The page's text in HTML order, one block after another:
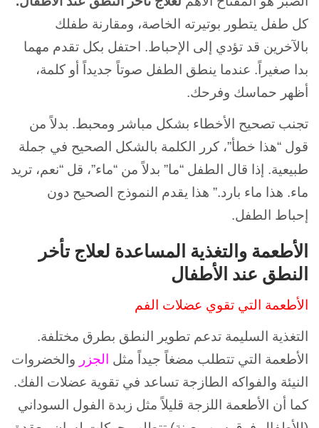
كل طفل يتطور بوتيرته الخاصة، ومقارنة طفلك
بالآخرين قد تؤدي إلى الإحباط. احتفل بكل تقدم مهما
بدا صغيراً. عندما ينطق الطفل صوتاً جديداً أو كلمة،
أظهر حماسك وفرحك.
تجنب تصحيح الأخطاء بشكل مباشر ومحبط. بدلاً من
قول “هذا خطأ”، كرر الكلمة بالشكل الصحيح في جملة
طبيعية. إذا قال الطفل “ما” بدلاً من “ماء”، قل “نعم، تريد
ماء. هذا ماء بارد.” هذا يقدم النموذج الصحيح دون
إحباط الطفل.
الأطعمة والتغذية المساعدة لعلاج تأخر
النطق عند الأطفال
الأطعمة التي تقوي عضلات الفم
التغذية السليمة تدعم تطوير النطق بطرق مختلفة.
الأطعمة التي تتطلب مضغاً جيداً مثل الجزر والخضروات
النيئة والفواكه الطازجة تساعد في تقوية عضلات الفك.
كما أن الأطعمة اللزجة قليلاً مثل زبدة الفول السوداني